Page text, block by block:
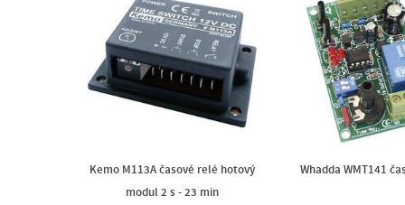
Kemo M113A časové relé hotový
modul 2 s - 23 min
Whadda WMT141